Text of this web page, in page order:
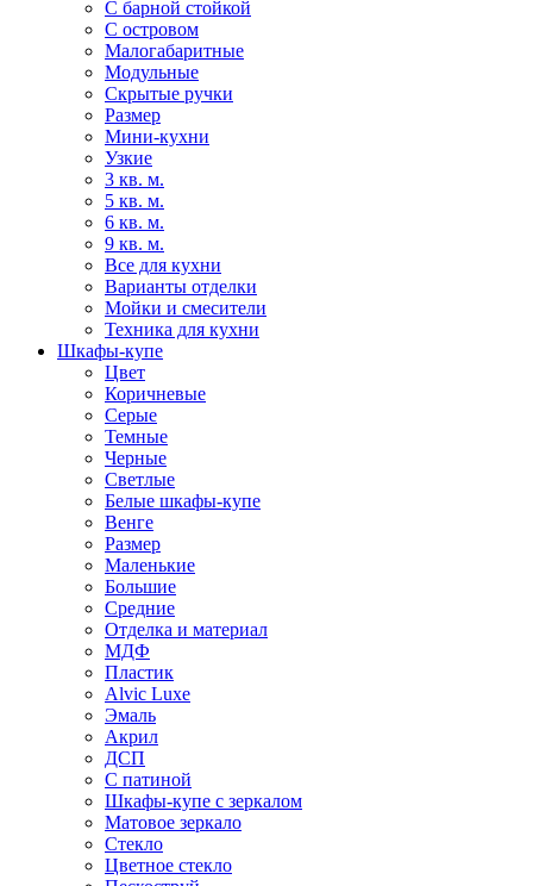
С барной стойкой
С островом
Малогабаритные
Модульные
Скрытые ручки
Размер
Мини-кухни
Узкие
3 кв. м.
5 кв. м.
6 кв. м.
9 кв. м.
Все для кухни
Варианты отделки
Мойки и смесители
Техника для кухни
Шкафы-купе
Цвет
Коричневые
Серые
Темные
Черные
Светлые
Белые шкафы-купе
Венге
Размер
Маленькие
Большие
Средние
Отделка и материал
МДФ
Пластик
Alvic Luxe
Эмаль
Акрил
ДСП
С патиной
Шкафы-купе с зеркалом
Матовое зеркало
Стекло
Цветное стекло